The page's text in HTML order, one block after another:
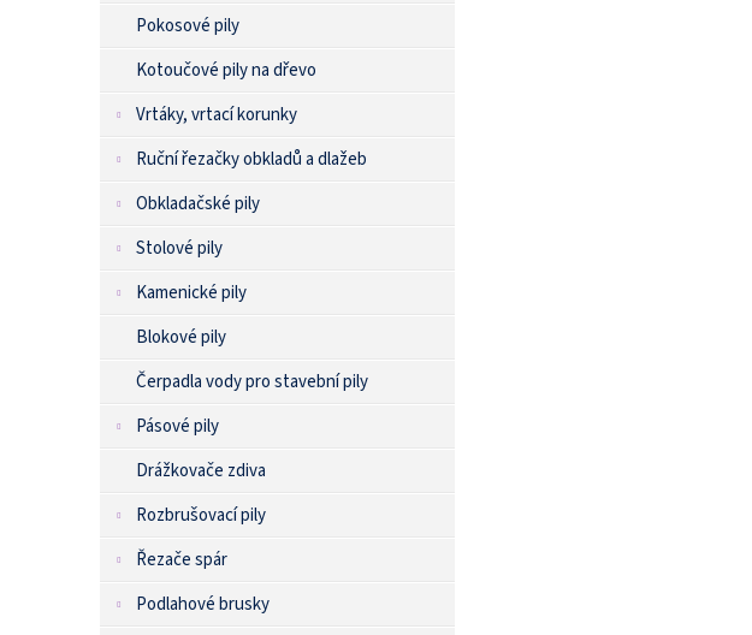
Pokosové pily
Kotoučové pily na dřevo
Vrtáky, vrtací korunky
Ruční řezačky obkladů a dlažeb
Obkladačské pily
Stolové pily
Kamenické pily
Blokové pily
Čerpadla vody pro stavební pily
Pásové pily
Drážkovače zdiva
Rozbrušovací pily
Řezače spár
Podlahové brusky